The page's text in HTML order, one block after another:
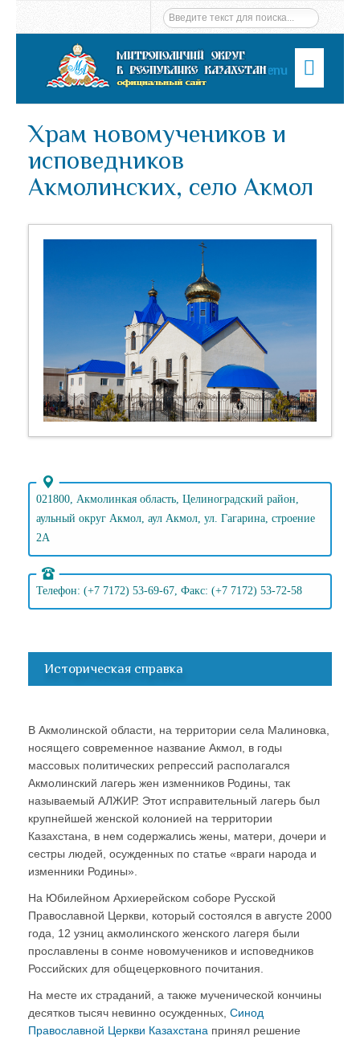
Menu
Храм новомучеников и
исповедников
Акмолинских, село Акмол
021800, Акмолинкая область, Целиноградский район,
аульный округ Акмол, аул Акмол, ул. Гагарина, строение
2А
Телефон: (+7 7172) 53-69-67, Факс: (+7 7172) 53-72-58
Историческая справка
В Акмолинской области, на территории села Малиновка,
носящего современное название Акмол, в годы
массовых политических репрессий располагался
Акмолинский лагерь жен изменников Родины, так
называемый АЛЖИР. Этот исправительный лагерь был
крупнейшей женской колонией на территории
Казахстана, в нем содержались жены, матери, дочери и
сестры людей, осужденных по статье «враги народа и
изменники Родины».
На Юбилейном Архиерейском соборе Русской
Православной Церкви, который состоялся в августе 2000
года, 12 узниц акмолинского женского лагеря были
прославлены в сонме новомучеников и исповедников
Российских для общецерковного почитания.
На месте их страданий, а также мученической кончины
десятков тысяч невинно осужденных, Синод
Православной Церкви Казахстана принял решение